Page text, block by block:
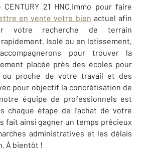
21 HNC.Immo pour faire
en vente votre bien actuel afin
votre recherche de terrain
Isolé ou en lotissement,
pour trouver la
placée près des écoles pour
proche de votre travail et des
pour objectif la concrétisation de
équipe de professionnels est
chaque étape de l’achat de votre
fait ainsi gagner un temps précieux
administratives et les délais
À bientôt !